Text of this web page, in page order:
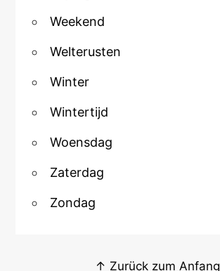
Weekend
Welterusten
Winter
Wintertijd
Woensdag
Zaterdag
Zondag
↑ Zurück zum Anfang